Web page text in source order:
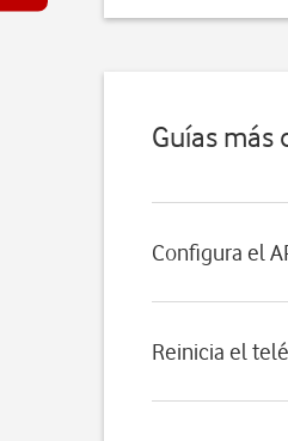
Guías más
Configura el
Reinicia el